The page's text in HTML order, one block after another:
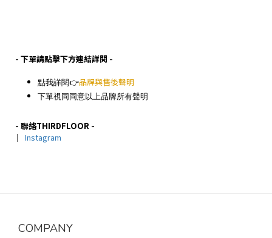
- 下單請點擊下方連結詳閱 -
點我詳閱👉品牌與售後聲明
下單視同同意以上品牌所有聲明
- 聯絡THIRDFLOOR -
｜ Instagram
COMPANY